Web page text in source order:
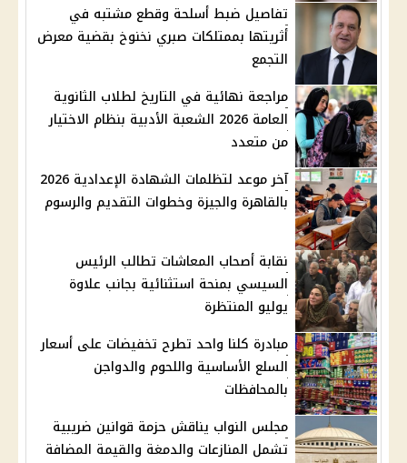
تفاصيل ضبط أسلحة وقطع مشتبه في
أثريتها بممتلكات صبري نخنوخ بقضية معرض
التجمع
مراجعة نهائية في التاريخ لطلاب الثانوية
العامة 2026 الشعبة الأدبية بنظام الاختيار
من متعدد
آخر موعد لتظلمات الشهادة الإعدادية 2026
بالقاهرة والجيزة وخطوات التقديم والرسوم
نقابة أصحاب المعاشات تطالب الرئيس
السيسي بمنحة استثنائية بجانب علاوة
يوليو المنتظرة
مبادرة كلنا واحد تطرح تخفيضات على أسعار
السلع الأساسية واللحوم والدواجن
بالمحافظات
مجلس النواب يناقش حزمة قوانين ضريبية
تشمل المنازعات والدمغة والقيمة المضافة